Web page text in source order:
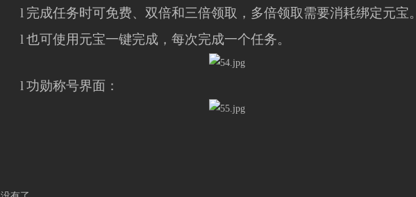
l 完成任务时可免费、双倍和三倍领取，多倍领取需要消耗绑定元宝。
l 也可使用元宝一键完成，每次完成一个任务。
l 功勋称号界面：